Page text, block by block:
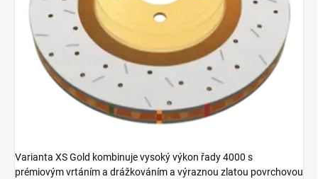
Varianta XS Gold kombinuje vysoký výkon řady 4000 s
prémiovým vrtáním a drážkováním a výraznou zlatou povrchovou